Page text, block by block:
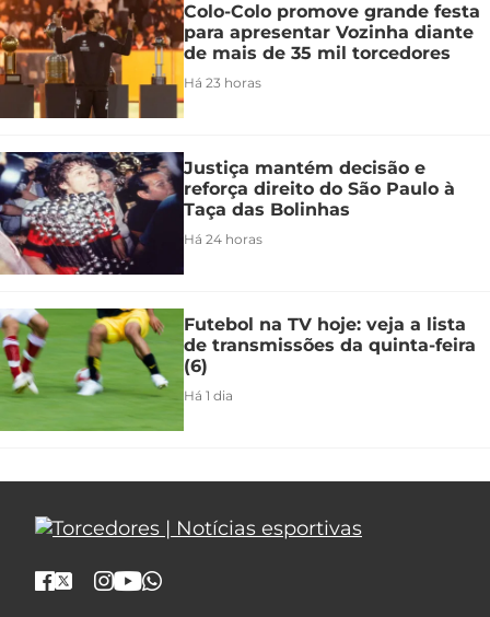
Colo-Colo promove grande festa
para apresentar Vozinha diante
de mais de 35 mil torcedores
Há 23 horas
Justiça mantém decisão e
reforça direito do São Paulo à
Taça das Bolinhas
Há 24 horas
Futebol na TV hoje: veja a lista
de transmissões da quinta-feira
(6)
Há 1 dia